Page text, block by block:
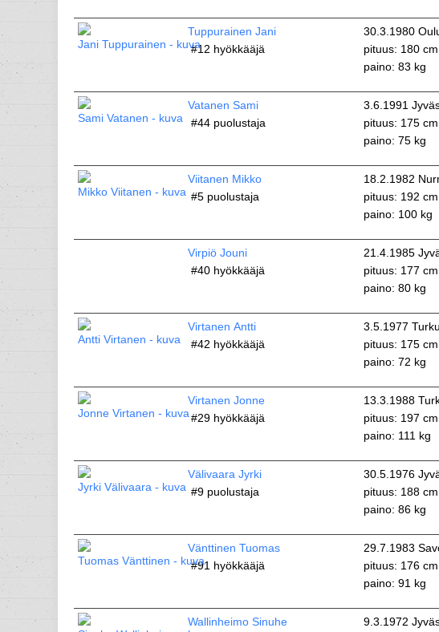
Tuppurainen Jani
#12 hyökkääjä
30.3.1980
pituus: 180 cm
paino: 83 kg
Vatanen Sami
#44puolustaja
3.6.1991
pituus: 175 cm
paino: 75 kg
Viitanen Mikko
#5puolustaja
18.2.1982
pituus: 192 cm
paino: 100 kg
Virpiö Jouni
#40hyökkääjä
21.4.1985
pituus: 177 cm
paino: 80 kg
Virtanen Antti
#42 hyökkääjä
3.5.1977 Turku
pituus: 175 cm
paino: 72 kg
Virtanen Jonne
#29hyökkääjä
13.3.1988
pituus: 197 cm
paino: 111 kg
Välivaara Jyrki
#9puolustaja
30.5.1976
pituus: 188 cm
paino: 86 kg
Vänttinen Tuomas
#91 hyökkääjä
29.7.1983
pituus: 176 cm
paino: 91 kg
Wallinheimo Sinuhe 9.3.1972